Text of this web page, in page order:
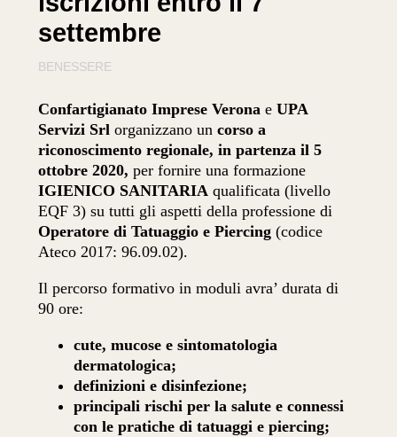
settembre
BENESSERE
Confartigianato Imprese Verona eUPA
Servizi Srl organizzano uncorso a
riconoscimento regionale, in partenza il 5
ottobre 2020,per fornire una formazione
IGIENICO SANITARIA qualificata (livello
EQF 3) su tutti gli aspetti della professione di
Operatore di Tatuaggio e Piercing (codice
Ateco 2017: 96.09.02).
Il percorso formativo in moduli avra’ durata di
90 ore:
cute, mucose e sintomatologia
dermatologica;
definizioni e disinfezione;
principali rischi per la salute e connessi
con le pratiche di tatuaggi e piercing;